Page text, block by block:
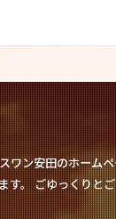
ワン安田のホーム
す。 ごゆっくりと